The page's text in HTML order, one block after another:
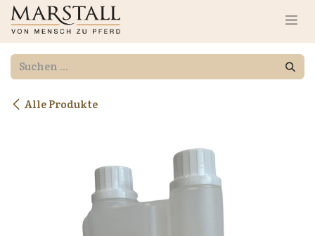
Zum Inhalt springen
Alle Produkte